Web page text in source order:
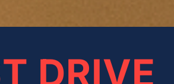
DRIVE